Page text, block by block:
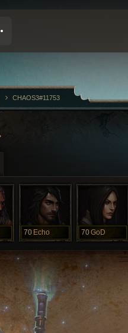
70 Echo 70GoD
CHAOS3#11753